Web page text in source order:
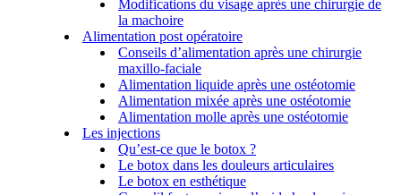
Modifications du visage après une chirurgie de
la machoire
Alimentation post opératoire
Conseils d’alimentation après une chirurgie
maxillo-faciale
Alimentation liquide après une ostéotomie
Alimentation mixée après une ostéotomie
Alimentation molle après une ostéotomie
Les injections
Qu’est-ce que le botox ?
Le botox dans les douleurs articulaires
Le botox en esthétique